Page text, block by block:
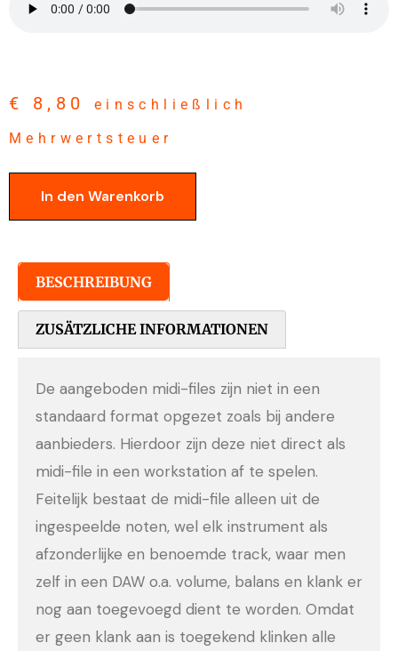
€ 8,80
einschließlich
Mehrwertsteuer
In den Warenkorb
BESCHREIBUNG
ZUSÄTZLICHE INFORMATIONEN
De aangeboden midi-files zijn niet in een
standaard format opgezet zoals bij andere
aanbieders. Hierdoor zijn deze niet direct als
midi-file in een workstation af te spelen.
Feitelijk bestaat de midi-file alleen uit de
ingespeelde noten, wel elk instrument als
afzonderlijke en benoemde track, waar men
zelf in een DAW o.a. volume, balans en klank er
nog aan toegevoegd dient te worden. Omdat
er geen klank aan is toegekend klinken alle